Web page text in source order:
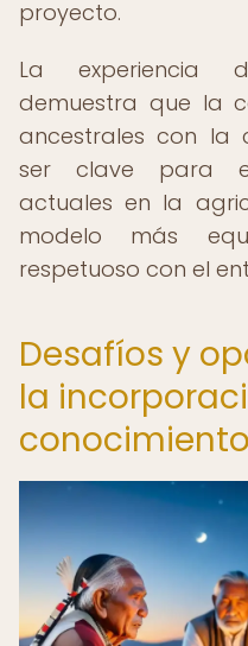
proyecto.
La experiencia
demuestra que la
ancestrales con la
ser clave para
actuales en la
modelo más
respetuoso con el
Desafíos y
la